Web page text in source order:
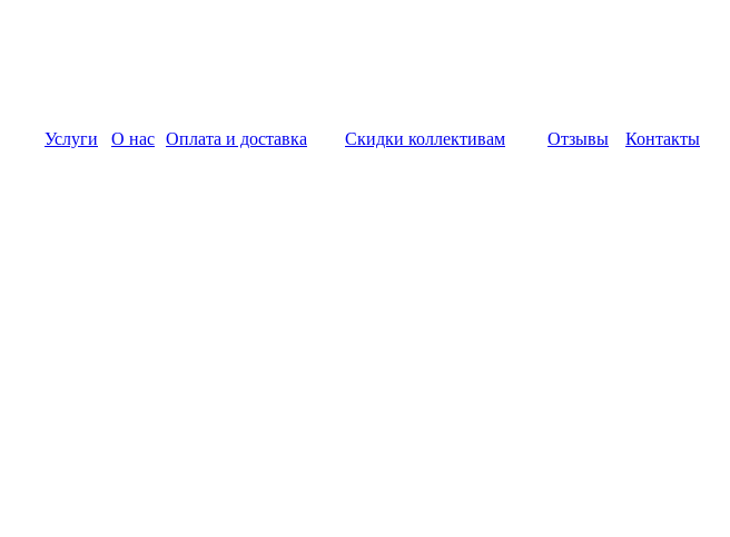
Услуги О нас Оплата и доставка Скидки коллективам Отзывы Контакты